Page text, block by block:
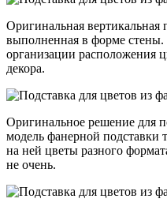
Оригинальная вертикальная
выполненная в форме стены.
организации расположения
декора.
Оригинальное решение для
модель фанерной подставки
на ней цветы разного
не очень.